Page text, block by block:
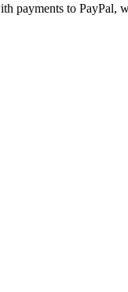
payments to PayPal,